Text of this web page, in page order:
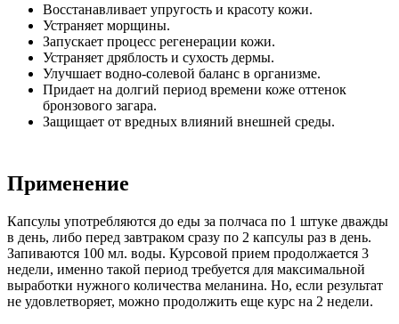
Восстанавливает упругость и красоту кожи.
Устраняет морщины.
Запускает процесс регенерации кожи.
Устраняет дряблость и сухость дермы.
Улучшает водно-солевой баланс в организме.
Придает на долгий период времени коже оттенок
бронзового загара.
Защищает от вредных влияний внешней среды.
Применение
Капсулы употребляются до еды за полчаса по 1 штуке дважды
в день, либо перед завтраком сразу по 2 капсулы раз в день.
Запиваются 100 мл. воды. Курсовой прием продолжается 3
недели, именно такой период требуется для максимальной
выработки нужного количества меланина. Но, если результат
не удовлетворяет, можно продолжить еще курс на 2 недели.